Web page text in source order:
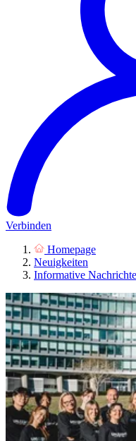
Verbinden
Homepage
Neuigkeiten
Informative